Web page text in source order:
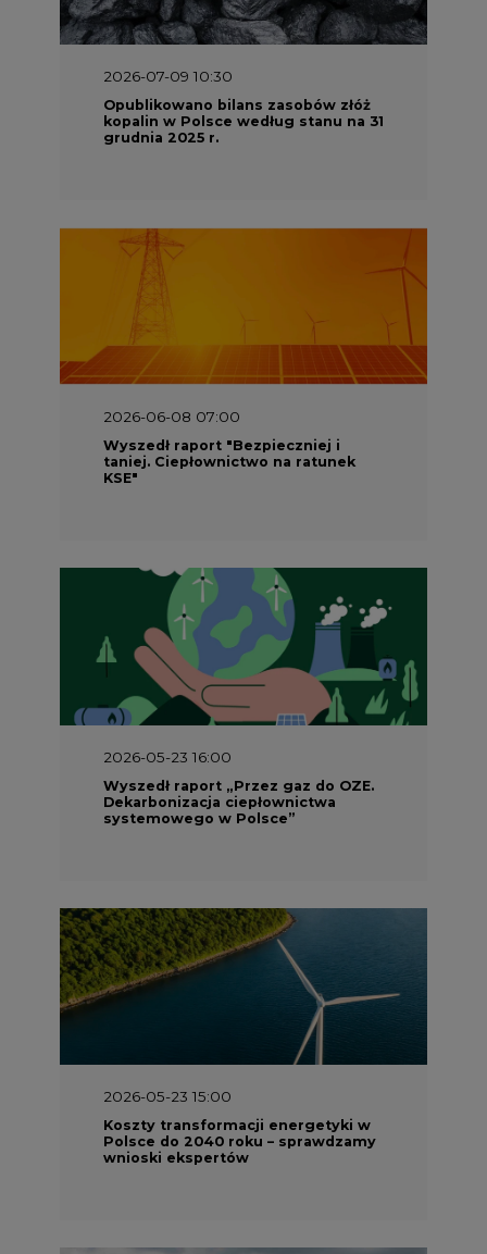
2026-07-09 10:30
Opublikowano bilans zasobów złóż
kopalin w Polsce według stanu na 31
grudnia 2025 r.
2026-06-08 07:00
Wyszedł raport "Bezpieczniej i
taniej. Ciepłownictwo na ratunek
KSE"
2026-05-23 16:00
Wyszedł raport „Przez gaz do OZE.
Dekarbonizacja ciepłownictwa
systemowego w Polsce”
2026-05-23 15:00
Koszty transformacji energetyki w
Polsce do 2040 roku – sprawdzamy
wnioski ekspertów